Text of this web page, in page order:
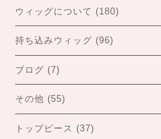
ウィッグについて (180)
持ち込みウィッグ (96)
ブログ (7)
その他 (55)
トップピース (37)